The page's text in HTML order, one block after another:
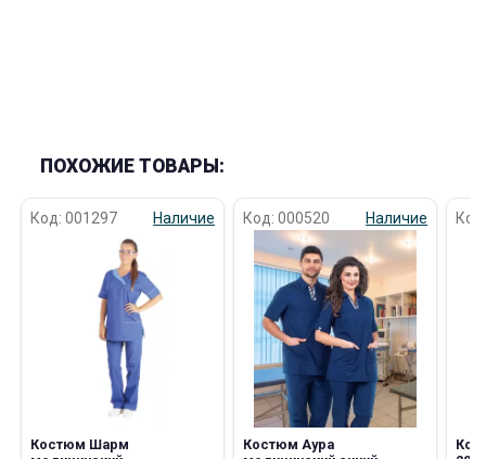
ПОХОЖИЕ ТОВАРЫ:
Код: 001297 Наличие
Костюм Шарм
Код: 000520 Наличие
Костюм Аура